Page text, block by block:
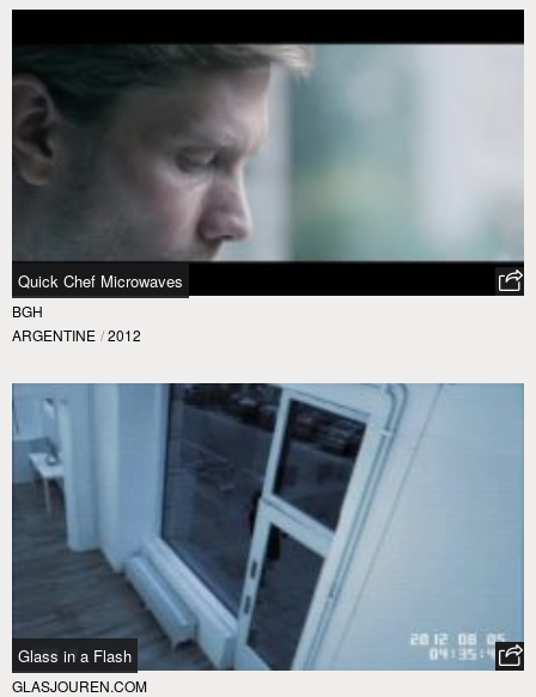
Quick Chef Microwaves
BGH
ARGENTINE / 2012
Glass in a Flash
GLASJOUREN.COM